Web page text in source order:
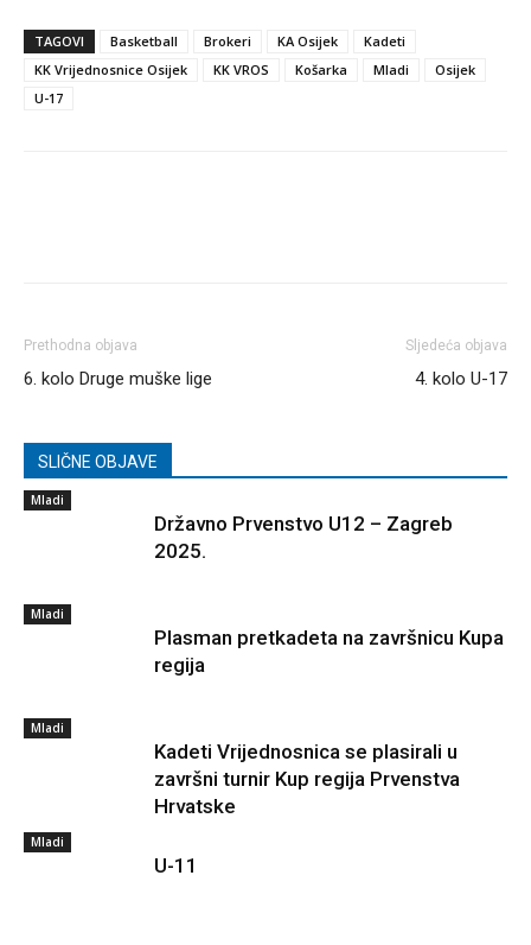
TAGOVI Basketball Brokeri KA Osijek
Kadeti
KK Vrijednosnice Osijek
KK VROS Košarka Mladi
Osijek
U-17
Prethodna objava
6. kolo Druge muške lige
Sljedeća objava
4. kolo U-17
SLIČNE OBJAVE
Mladi
Državno Prvenstvo U12 – Zagreb
2025.
Mladi
Plasman pretkadeta na završnicu Kupa
regija
Mladi
Kadeti Vrijednosnica se plasirali u
završni turnir Kup regija Prvenstva
Hrvatske
Mladi
U-11